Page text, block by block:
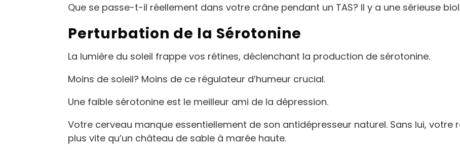
Que se passe-t-il réellement dans votre crâne pendant un TAS? Il y a une sérieuse
Perturbation de la Sérotonine
La lumière du soleil frappe vos rétines, déclenchant la production de sérotonine.
Moins de soleil? Moins de ce régulateur d’humeur crucial.
Une faible sérotonine est le meilleur ami de la dépression.
Votre cerveau manque essentiellement de son antidépresseur naturel. Sans lui, votre
plus vite qu’un château de sable à marée haute.